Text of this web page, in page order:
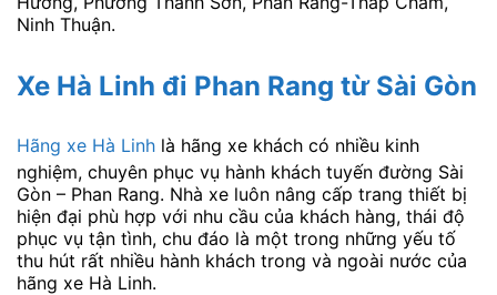
Ninh Thuận.
Xe Hà Linh đi Phan Rang từ Sài Gòn
Hãng xe Hà Linh là hãng xe khách có nhiều kinh
nghiệm, chuyên phục vụ hành khách tuyến đường Sài
Gòn – Phan Rang. Nhà xe luôn nâng cấp trang thiết bị
hiện đại phù hợp với nhu cầu của khách hàng, thái độ
phục vụ tận tình, chu đáo là một trong những yếu tố
thu hút rất nhiều hành khách trong và ngoài nước của
hãng xe Hà Linh.